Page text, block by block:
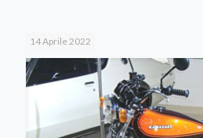
14 Aprile 2022